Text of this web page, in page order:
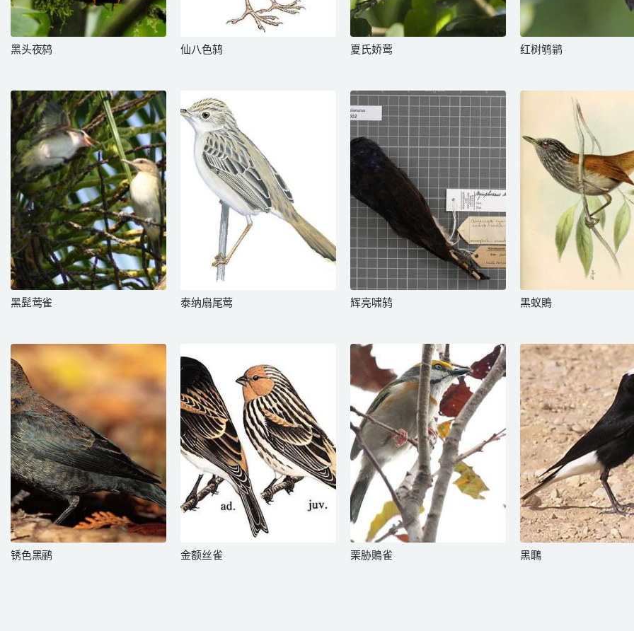
黑头夜鸫 仙八色鸫 夏氏娇莺 红树鸲鹟
黑髭莺雀 泰纳扇尾莺 辉亮啸鸫 黑蚁鵙
锈色黑鹂 金额丝雀 栗胁鵙雀 黑䳭